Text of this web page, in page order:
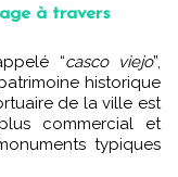
à travers
“casco viejo”,
historique
de la ville est
commercial et
typiques